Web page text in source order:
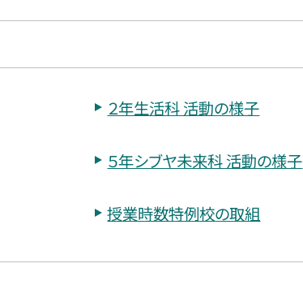
２年生活科 活動の様子
５年シブヤ未来科 活動の様子
授業時数特例校の取組